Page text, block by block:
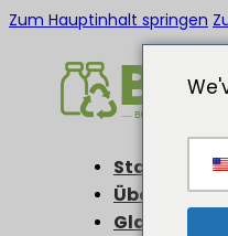
Zum Hauptinhalt springen
Startseite
Über
Glasflaschen